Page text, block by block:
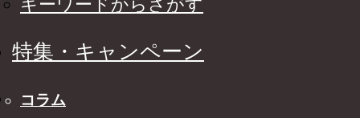
キーワードからさがす
特集・キャンペーン
コラム